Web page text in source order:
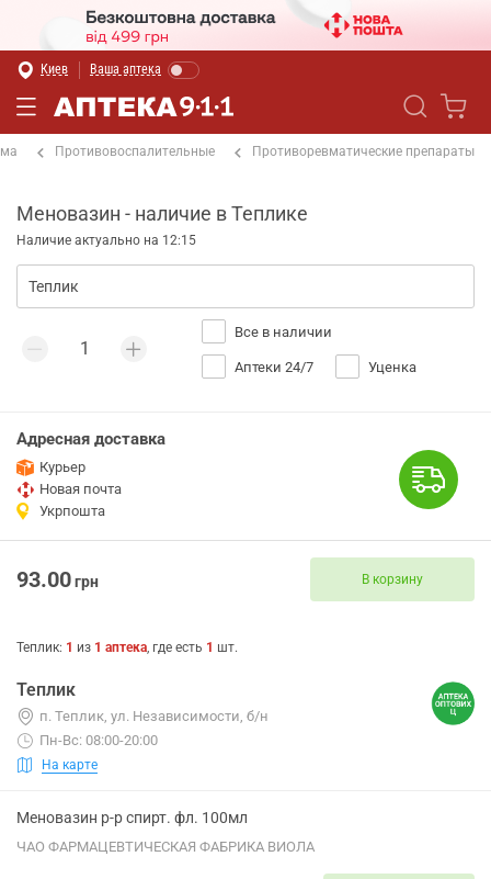
Киев Ваша аптека
Противовоспалительные Противоревматические препараты
Меновазин - наличие в Теплике
Наличие актуально на 12:15
Все в наличии
Аптеки 24/7 Уценка
Адресная доставка
Курьер
Новая почта
Укрпошта
93.00грн В корзину
Теплик: 1 из 1 аптека, где есть 1 шт.
Теплик
п. Теплик, ул. Независимости, б/н
Пн-Вс: 08:00-20:00
На карте
Меновазин р-р спирт. фл. 100мл
ЧАО ФАРМАЦЕВТИЧЕСКАЯ ФАБРИКА ВИОЛА